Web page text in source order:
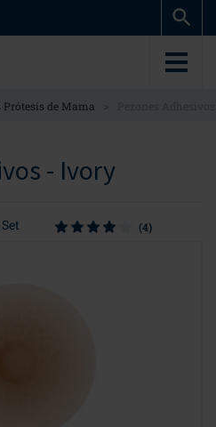
Prótesis de Mama >
- Ivory
(4)